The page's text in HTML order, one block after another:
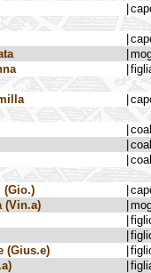
(Gio.)
(Vin.a)
(Gius.e)